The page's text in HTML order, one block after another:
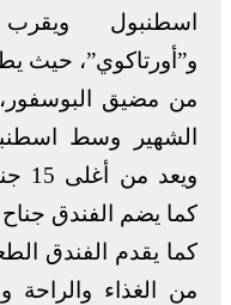
اسطنبول
و”أورتاكوي”، حيث
من مضيق
الشهير وسط
كما يضم الفندق
كما يقدم الفندق
من الغذاء والراحة